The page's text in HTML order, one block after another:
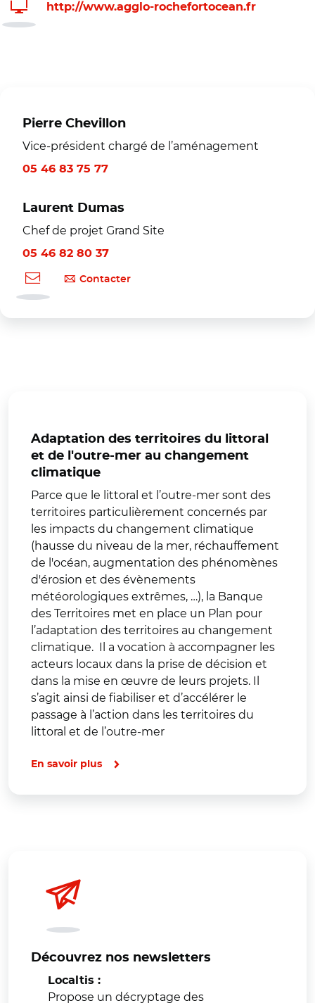
http://www.agglo-rochefortocean.fr
Pierre Chevillon
Vice-président chargé de l’aménagement
05 46 83 75 77
Laurent Dumas
Chef de projet Grand Site
05 46 82 80 37
Contacter
Adaptation des territoires du littoral
et de l'outre-mer au changement
climatique
Parce que le littoral et l’outre-mer sont des
territoires particulièrement concernés par
les impacts du changement climatique
(hausse du niveau de la mer, réchauffement
de l'océan, augmentation des phénomènes
d'érosion et des évènements
météorologiques extrêmes, …), la Banque
des Territoires met en place un Plan pour
l’adaptation des territoires au changement
climatique. Il a vocation à accompagner les
acteurs locaux dans la prise de décision et
dans la mise en œuvre de leurs projets. Il
s’agit ainsi de fiabiliser et d’accélérer le
passage à l’action dans les territoires du
littoral et de l’outre-mer
En savoir plus
Découvrez nos newsletters
Localtis :
Propose un décryptage des